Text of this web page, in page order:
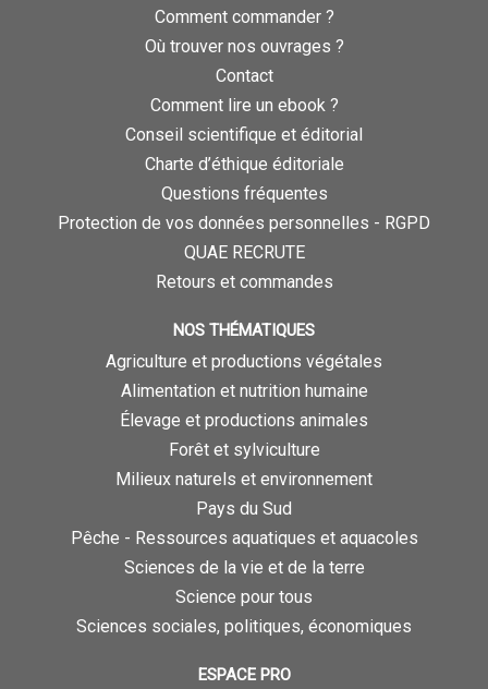
Comment commander ?
Où trouver nos ouvrages ?
Contact
Comment lire un ebook ?
Conseil scientifique et éditorial
Charte d’éthique éditoriale
Questions fréquentes
Protection de vos données personnelles - RGPD
QUAE RECRUTE
Retours et commandes
NOS THÉMATIQUES
Agriculture et productions végétales
Alimentation et nutrition humaine
Élevage et productions animales
Forêt et sylviculture
Milieux naturels et environnement
Pays du Sud
Pêche - Ressources aquatiques et aquacoles
Sciences de la vie et de la terre
Science pour tous
Sciences sociales, politiques, économiques
ESPACE PRO